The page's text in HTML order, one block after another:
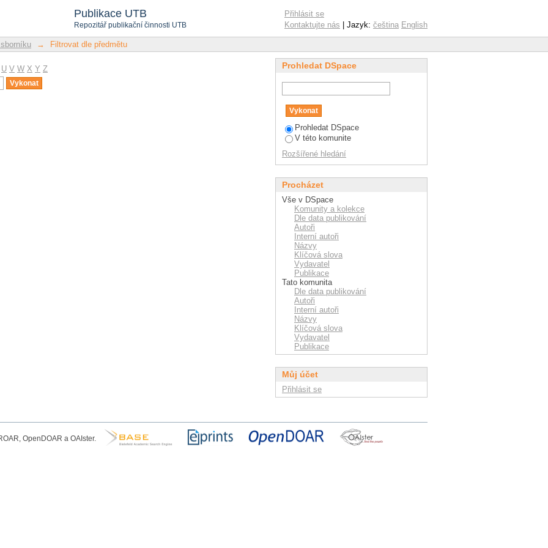
Publikace UTB
Repozitář publikační činnosti UTB
Přihlásit se
Kontaktujte nás | Jazyk: čeština English
→ Filtrovat dle předmětu
U V W X Y Z
Prohledat DSpace
Prohledat DSpace
V této komunite
Rozšířené hledání
Procházet
Vše v DSpace
Komunity a kolekce
Dle data publikování
Autoři
Interní autoři
Názvy
Klíčová slova
Vydavatel
Publikace
Tato komunita
Dle data publikování
Autoři
Interní autoři
Názvy
Klíčová slova
Vydavatel
Publikace
Můj účet
Přihlásit se
OpenDOAR a OAIster.